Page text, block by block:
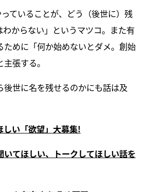
っていることが、どう（後世に）残
わからない」というマツコ。また有
ために「何か始めないとダメ。創始
張する。
後世に名を残せるのかにも話は及
い「欲望」大募集!
てほしい、トークしてほしい話を